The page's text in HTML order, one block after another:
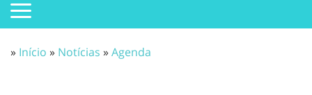
» Início » Notícias »Agenda